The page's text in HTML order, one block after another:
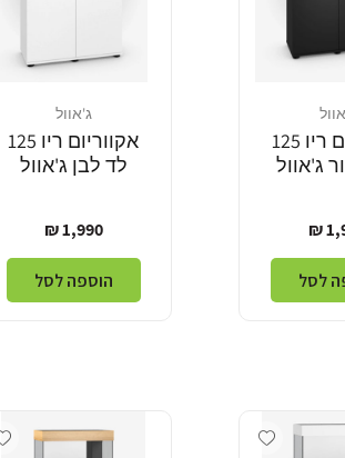
אקווריום ריו 125
ג'אוול
לסל
ג'אוול
אקווריום ריו 125
לד לבן ג'אוול
מחיר
רגיל
1,990 ₪
הוספה לסל
Add wishlist